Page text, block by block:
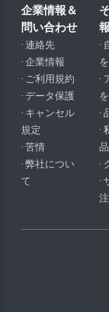
企業情報＆
問い合わせ
· 連絡先
· 企業情報
· ご利用規約
· データ保護
· キャンセル
規定
· 苦情
· 弊社につい
て
報
·
·
·
·
·
·